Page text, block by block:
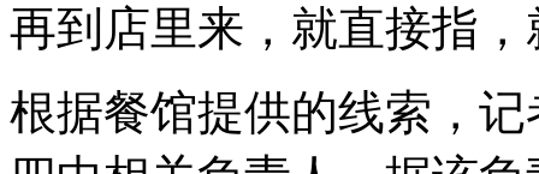
再到店里来，就直接指
根据餐馆提供的线索，